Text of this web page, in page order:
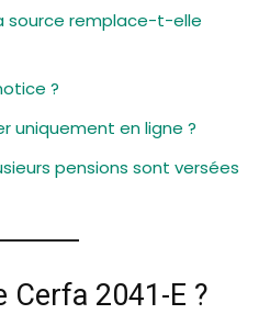
source remplace-t-elle
?
uniquement en ligne ?
pensions sont versées
Cerfa 2041-E ?